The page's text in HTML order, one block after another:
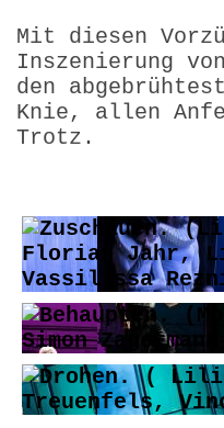
Mit diesen
Inszenierung
den
Knie, allen
Trotz.